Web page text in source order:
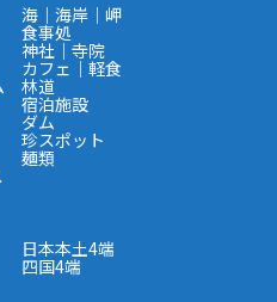
海｜海岸｜岬
食事処
神社｜寺院
カフェ｜軽食
林道
宿泊施設
ダム
珍スポット
麺類
日本本土4端
四国4端